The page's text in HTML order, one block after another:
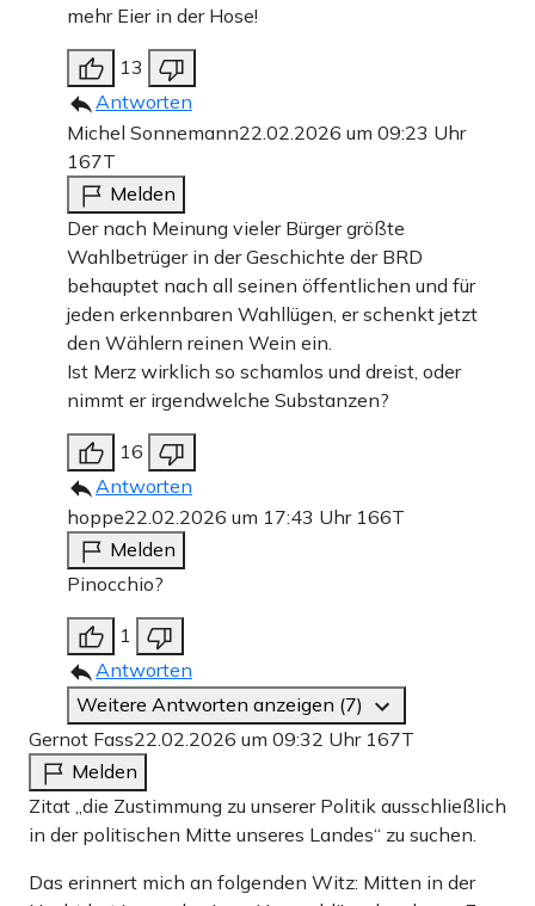
mehr Eier in der Hose!
13
Antworten
Michel Sonnemann22.02.2026 um 09:23 Uhr
167T
Melden
Der nach Meinung vieler Bürger größte
Wahlbetrüger in der Geschichte der BRD
behauptet nach all seinen öffentlichen und für
jeden erkennbaren Wahllügen, er schenkt jetzt
den Wählern reinen Wein ein.
Ist Merz wirklich so schamlos und dreist, oder
nimmt er irgendwelche Substanzen?
16
Antworten
hoppe22.02.2026 um 17:43 Uhr 166T
Melden
Pinocchio?
1
Antworten
Weitere Antworten anzeigen (7)
Gernot Fass22.02.2026 um 09:32 Uhr 167T
Melden
Zitat „die Zustimmung zu unserer Politik ausschließlich
in der politischen Mitte unseres Landes“ zu suchen.
Das erinnert mich an folgenden Witz: Mitten in der